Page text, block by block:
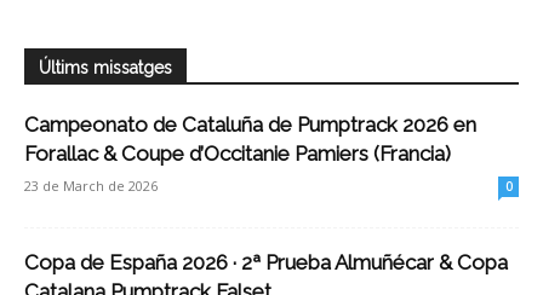
Últims missatges
Campeonato de Cataluña de Pumptrack 2026 en
Forallac & Coupe d’Occitanie Pamiers (Francia)
23 de March de 2026 0
Copa de España 2026 · 2ª Prueba Almuñécar & Copa